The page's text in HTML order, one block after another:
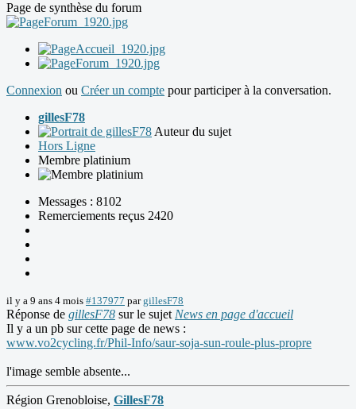
Page de synthèse du forum
Connexion ou Créer un compte pour participer à la conversation.
gillesF78
Auteur du sujet
Hors Ligne
Membre platinium
Messages : 8102
Remerciements reçus 2420
il y a 9 ans 4 mois #137977 pargillesF78
Réponse de gillesF78 sur le sujet News en page d'accueil
Il y a un pb sur cette page de news :
www.vo2cycling.fr/Phil-Info/saur-soja-sun-roule-plus-propre
l'image semble absente...
Région Grenobloise, GillesF78